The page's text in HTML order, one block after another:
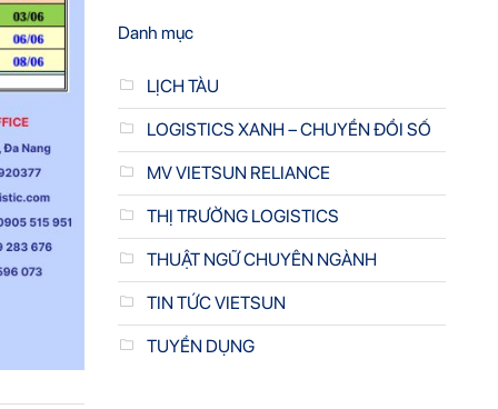
Danh mục
LỊCH TÀU
LOGISTICS XANH – CHUYỂN ĐỔI SỐ
MV VIETSUN RELIANCE
THỊ TRƯỜNG LOGISTICS
THUẬT NGỮ CHUYÊN NGÀNH
TIN TỨC VIETSUN
TUYỂN DỤNG